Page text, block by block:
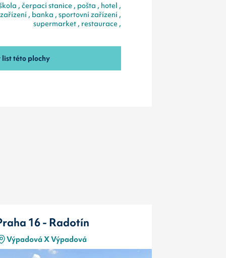
, čerpací stanice , pošta , hotel ,
, banka , sportovní zařízení ,
supermarket , restaurace ,
list této plochy
16 - Radotín
Výpadová X Výpadová